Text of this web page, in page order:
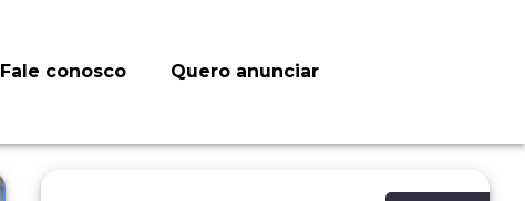
Fale conosco Quero anunciar